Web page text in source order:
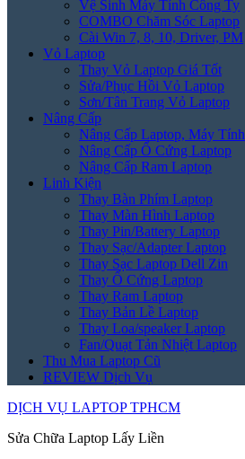
Vệ Sinh Máy Tính Công Ty
COMBO Chăm Sóc Laptop
Cài Win 7, 8, 10, Driver, PM
Vỏ Laptop
Thay Vỏ Laptop Giá Tốt
Sửa/Phục Hồi Vỏ Laptop
Sơn/Tân Trang Vỏ Laptop
Nâng Cấp
Nâng Cấp Laptop, Máy Tính
Nâng Cấp Ổ Cứng Laptop
Nâng Cấp Ram Laptop
Linh Kiện
Thay Bàn Phím Laptop
Thay Màn Hình Laptop
Thay Pin/Battery Laptop
Thay Sạc/Adapter Laptop
Thay Sạc Laptop Dell Zin
Thay Ổ Cứng Laptop
Thay Ram Laptop
Thay Bản Lề Laptop
Thay Loa/speaker Laptop
Fan/Quạt Tản Nhiệt Laptop
Thu Mua Laptop Cũ
REVIEW Dịch Vụ
DỊCH VỤ LAPTOP TPHCM
Sửa Chữa Laptop Lấy Liền